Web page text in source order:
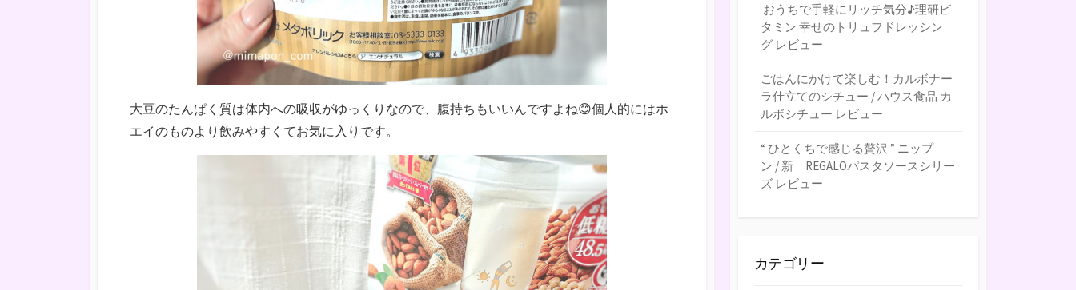
大豆のたんぱく質は体内への吸収がゆっくりなので、腹持ちもいいんですよね😊個人的にはホ
エイのものより飲みやすくてお気に入りです。
おうちで手軽にリッチ気分♪理研ビ
タミン 幸せのトリュフドレッシン
グ レビュー
ごはんにかけて楽しむ！カルボナー
ラ仕立てのシチュー / ハウス食品 カ
ルボシチュー レビュー
“ ひとくちで感じる贅沢 ” ニップ
ン / 新 REGALOパスタソースシリー
ズ レビュー
カテゴリー